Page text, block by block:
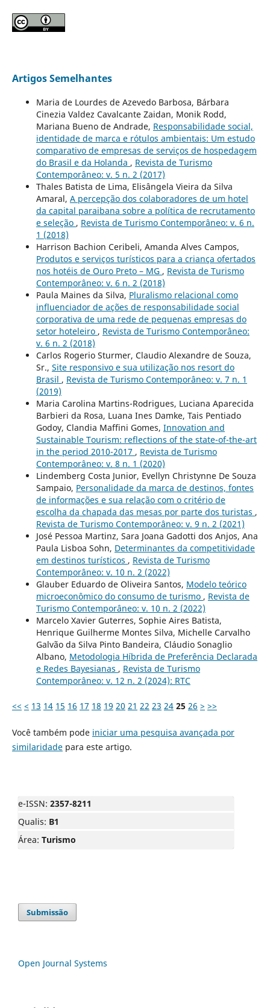
Artigos Semelhantes
Maria de Lourdes de Azevedo Barbosa, Bárbara
Cinezia Valdez Cavalcante Zaidan, Monik Rodd,
Mariana Bueno de Andrade, Responsabilidade social,
identidade de marca e rótulos ambientais: Um estudo
comparativo de empresas de serviços de hospedagem
do Brasil e da Holanda , Revista de Turismo
Contemporâneo: v. 5 n. 2 (2017)
Thales Batista de Lima, Elisângela Vieira da Silva
Amaral, A percepção dos colaboradores de um hotel
da capital paraibana sobre a política de recrutamento
e seleção , Revista de Turismo Contemporâneo: v. 6 n.
1 (2018)
Harrison Bachion Ceribeli, Amanda Alves Campos,
Produtos e serviços turísticos para a criança ofertados
nos hotéis de Ouro Preto – MG , Revista de Turismo
Contemporâneo: v. 6 n. 2 (2018)
Paula Maines da Silva, Pluralismo relacional como
influenciador de ações de responsabilidade social
corporativa de uma rede de pequenas empresas do
setor hoteleiro , Revista de Turismo Contemporâneo:
v. 6 n. 2 (2018)
Carlos Rogerio Sturmer, Claudio Alexandre de Souza,
Sr., Site responsivo e sua utilização nos resort do
Brasil , Revista de Turismo Contemporâneo: v. 7 n. 1
(2019)
Maria Carolina Martins-Rodrigues, Luciana Aparecida
Barbieri da Rosa, Luana Ines Damke, Tais Pentiado
Godoy, Clandia Maffini Gomes, Innovation and
Sustainable Tourism: reflections of the state-of-the-art
in the period 2010-2017 , Revista de Turismo
Contemporâneo: v. 8 n. 1 (2020)
Lindemberg Costa Junior, Evellyn Christynne De Souza
Sampaio, Personalidade da marca de destinos, fontes
de informações e sua relação com o critério de
escolha da chapada das mesas por parte dos turistas ,
Revista de Turismo Contemporâneo: v. 9 n. 2 (2021)
José Pessoa Martinz, Sara Joana Gadotti dos Anjos, Ana
Paula Lisboa Sohn, Determinantes da competitividade
em destinos turísticos , Revista de Turismo
Contemporâneo: v. 10 n. 2 (2022)
Glauber Eduardo de Oliveira Santos, Modelo teórico
microeconômico do consumo de turismo , Revista de
Turismo Contemporâneo: v. 10 n. 2 (2022)
Marcelo Xavier Guterres, Sophie Aires Batista,
Henrique Guilherme Montes Silva, Michelle Carvalho
Galvão da Silva Pinto Bandeira, Cláudio Sonaglio
Albano, Metodologia Híbrida de Preferência Declarada
e Redes Bayesianas , Revista de Turismo
Contemporâneo: v. 12 n. 2 (2024): RTC
<< < 13 14 15 16 17 18 19 20 21 22 23 24 25 26 > >>
Você também pode iniciar uma pesquisa avançada por
similaridadepara este artigo.
e-ISSN: 2357-8211
Qualis: B1
Área: Turismo
Submissão
Open Journal Systems